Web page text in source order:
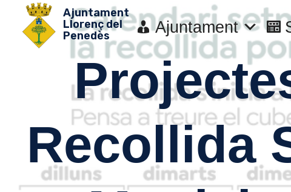
contingut
Ajuntament
Llorenç del
Penedès
Ajuntament
Recollida